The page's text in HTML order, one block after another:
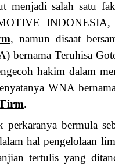
menjadi salah satu
INDONESIA,
, namun disaat
bernama Teruhisa
hakim dalam
WNA
.
perkaranya bermula
hal pengelolaan
tertulis yang